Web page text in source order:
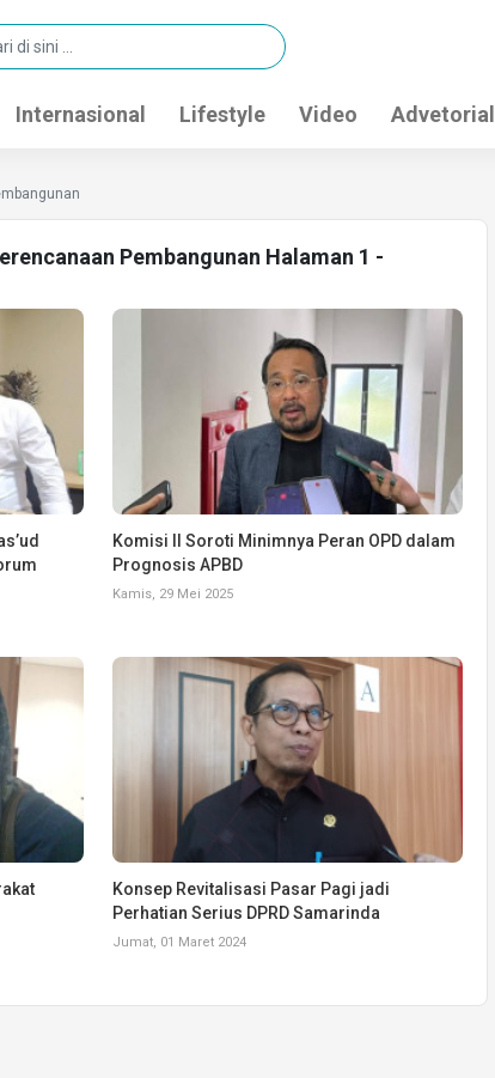
Internasional Lifestyle Video Advetorial
Pembangunan Halaman 1 -
Komisi II Soroti Minimnya Peran OPD dalam
Prognosis APBD
Kamis, 29 Mei 2025
Konsep Revitalisasi Pasar Pagi jadi
Perhatian Serius DPRD Samarinda
Jumat, 01 Maret 2024